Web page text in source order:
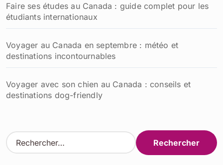
Faire ses études au Canada : guide complet pour les
étudiants internationaux
Voyager au Canada en septembre : météo et
destinations incontournables
Voyager avec son chien au Canada : conseils et
destinations dog-friendly
R
e